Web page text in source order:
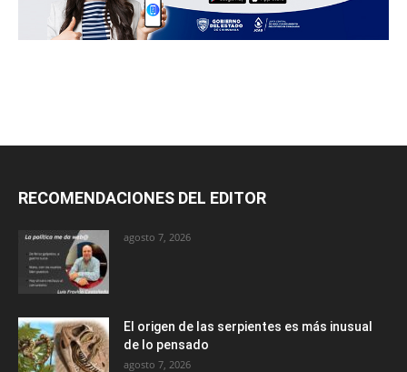
RECOMENDACIONES DEL EDITOR
agosto 7, 2026
El origen de las serpientes es más inusual
de lo pensado
agosto 7, 2026